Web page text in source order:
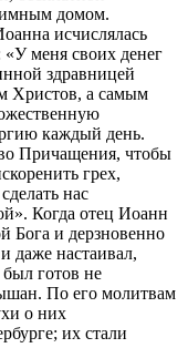
домом.
исчислялась
меня своих денег
здравницей
Христов, а самым
каждый день.
Причащения, чтобы
грех,
нас
Когда отец Иоанн
Бога и дерзновенно
даже настаивал,
готов не
По его молитвам
о них
их стали